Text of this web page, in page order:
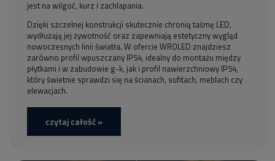
jest na wilgoć, kurz i zachlapania.
Dzięki szczelnej konstrukcji skutecznie chronią taśmę LED,
wydłużają jej żywotność oraz zapewniają estetyczny wygląd
nowoczesnych linii światła. W ofercie WROLED znajdziesz
zarówno profil wpuszczany IP54, idealny do montażu między
płytkami i w zabudowie g-k, jak i profil nawierzchniowy IP54,
który świetnie sprawdzi się na ścianach, sufitach, meblach czy
elewacjach.
czytaj całość »